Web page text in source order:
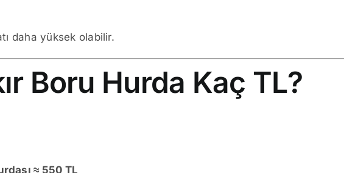
daha yüksek olabilir.
Boru Hurda Kaç TL?
≈ 550 TL